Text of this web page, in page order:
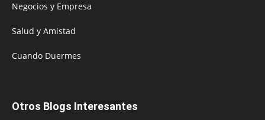
Negocios y Empresa
Salud y Amistad
Cuando Duermes
Otros Blogs Interesantes